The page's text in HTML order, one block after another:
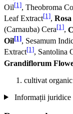
Oil[1], Theobroma
Leaf Extract[1],
(Carnauba) Cera[1],
Oil[1], Sesamum
Extract[1], Santolina
Grandiflorum
cultivat organic
Informații juridice